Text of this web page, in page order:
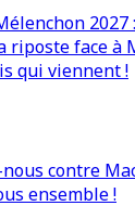
riposte face à
qui viennent !
contre
ensemble !